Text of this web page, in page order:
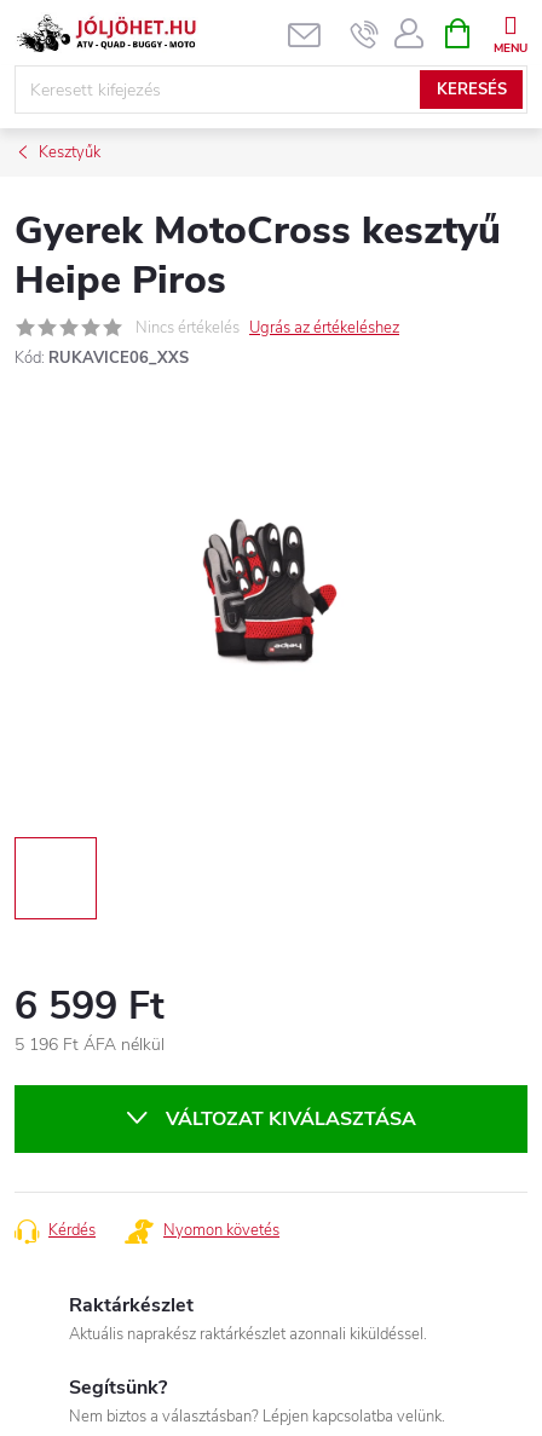
Ugrás
KERESÉS
KOSÁR
Kesztyűk
Gyerek MotoCross kesztyű
Heipe Piros
Nincs értékelés Ugrás az értékeléshez
Kód: RUKAVICE06_XXS
6 599 Ft
5 196 Ft ÁFA nélkül
VÁLTOZAT KIVÁLASZTÁSA
Kérdés Nyomon követés
Raktárkészlet
Aktuális naprakész raktárkészlet azonnali kiküldéssel.
Segítsünk?
Nem biztos a választásban? Lépjen kapcsolatba velünk.